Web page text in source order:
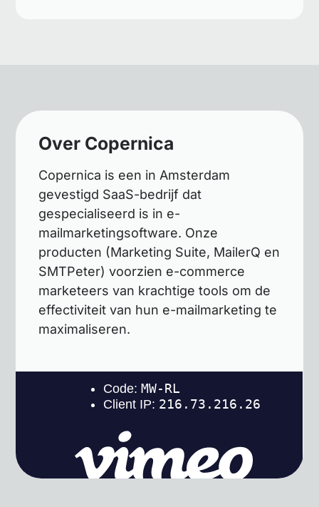
Over Copernica
Copernica is een in Amsterdam
gevestigd SaaS-bedrijf dat
gespecialiseerd is in e-
mailmarketingsoftware. Onze
producten (Marketing Suite, MailerQ en
SMTPeter) voorzien e-commerce
marketeers van krachtige tools om de
effectiviteit van hun e-mailmarketing te
maximaliseren.